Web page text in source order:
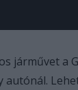
járművet a